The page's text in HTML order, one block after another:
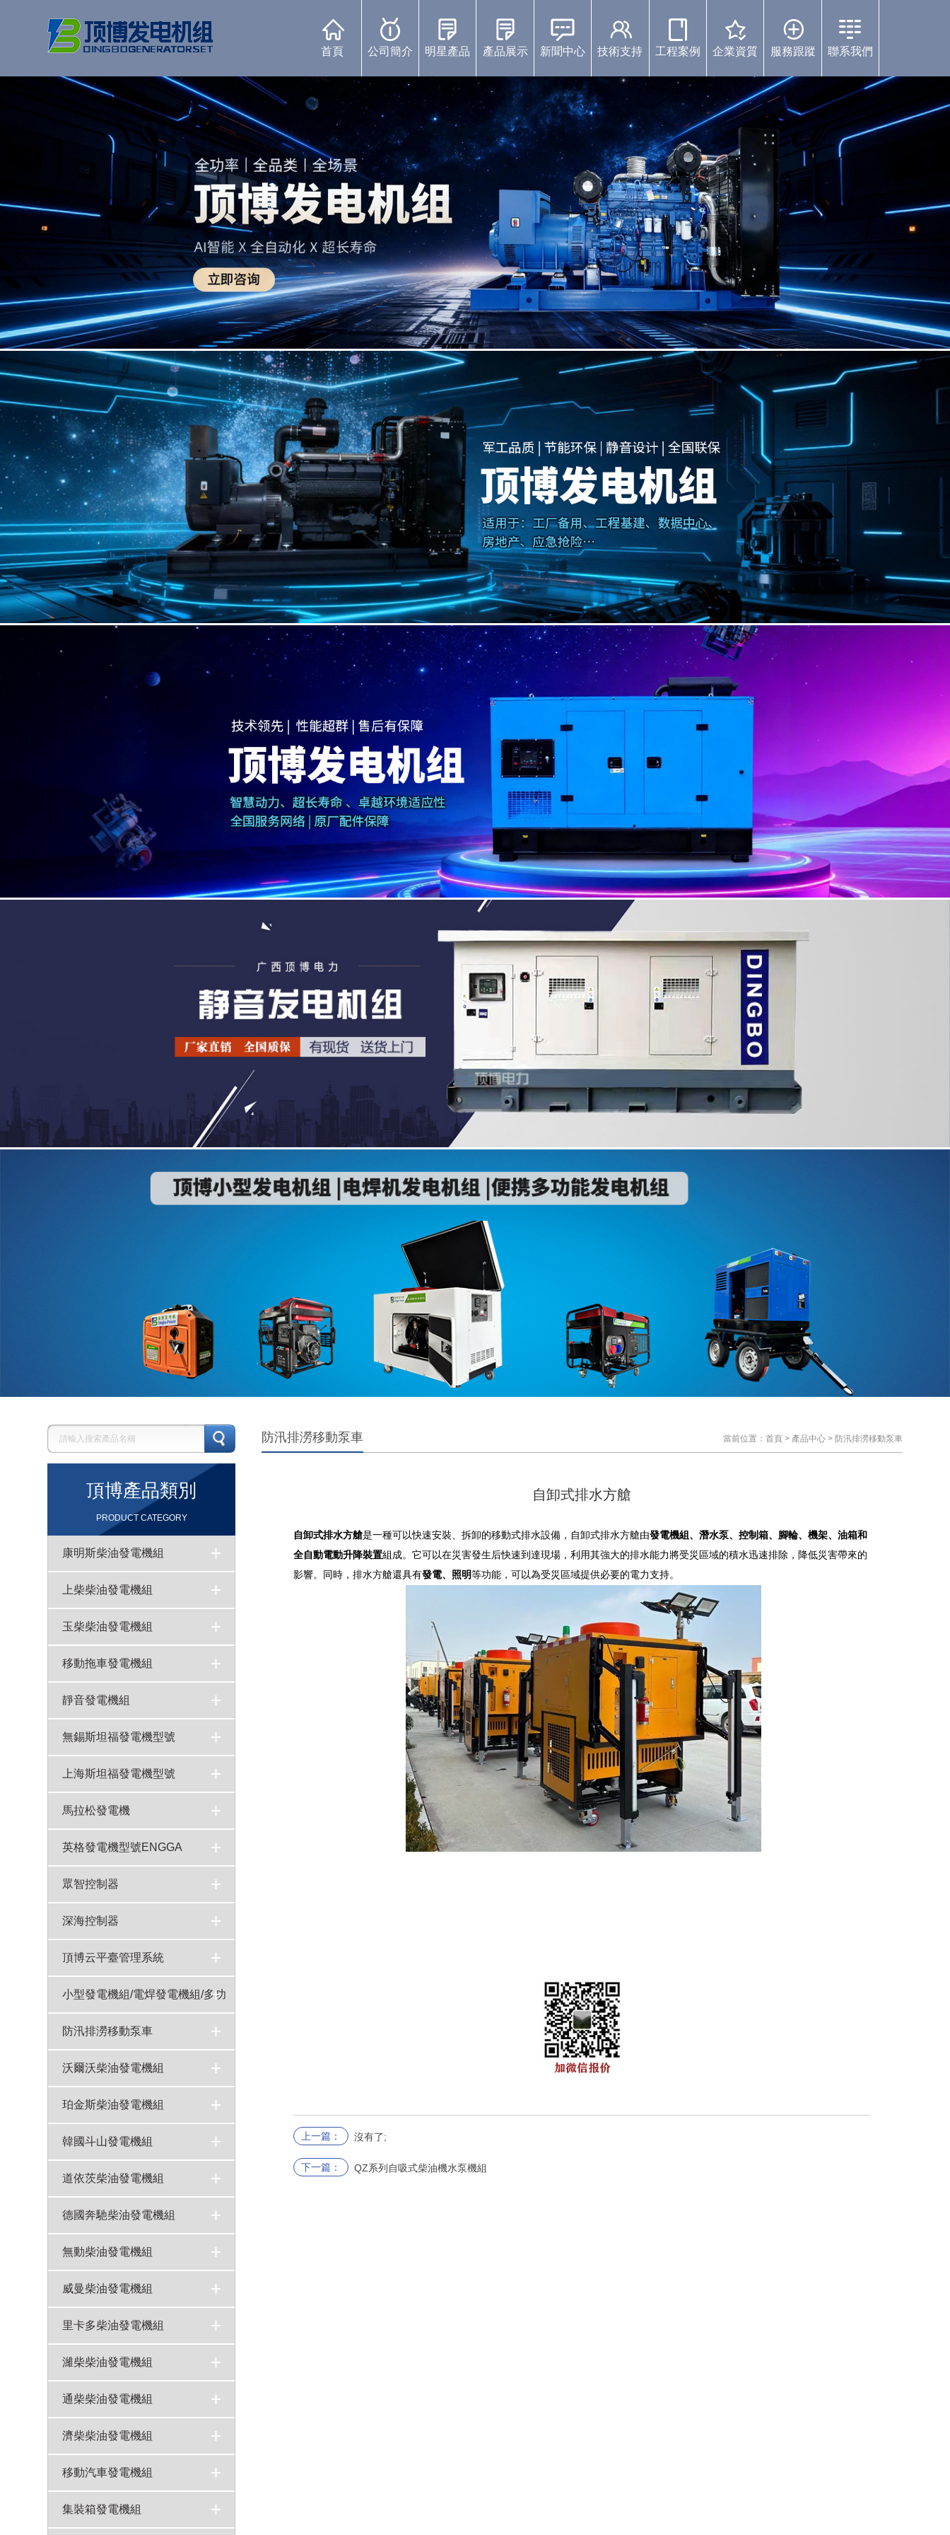
首頁 公司簡介 明星產品
靜音發電機組
濰柴發電機組
珀金斯發電機組
沃爾沃發電機組
康明斯柴油發電機組
上柴發電機組
玉柴發電機組
產品展示 新聞中心
視頻展示
企業動態
中標通知書
技術支持 工程案例
案例中心
企業資質 服務跟蹤 聯系我們
頂博產品類別
PRODUCT CATEGORY
康明斯柴油發電機組
>
>
>
>
>
>
>
>
上柴柴油發電機組
上柴發電機組 >
>
>
>
>
>
>
玉柴柴油發電機組
玉柴發電機組 >
>
>
>
>
>
>
移動拖車發電機組
移動式發電機組 >
靜音發電機組
靜音發電機組 >
無錫斯坦福發電機型號
上海斯坦福發電機型號
馬拉松發電機
英格發電機型號ENGGA
眾智控制器
深海控制器
頂博云平臺管理系統
小型發電機組/電焊發電機組/多功
能發電機組
15-40KW汽油靜音發電機組 >
>
5KW汽油靜音發電機組 >
10-20KW汽油發電機雙缸風冷 >
8KW汽油機開架式發電機組 >
>
>
>
120A-180A汽油發電焊機 >
>
250A柴油發電電焊機 >
20KW汽油變頻發電機組 >
10KW汽油變頻發電機組 >
5KW靜音汽油變頻發電機組 >
5KW汽油變頻發電機組 >
3KW手提式變頻汽油發電機 >
基站專用直流電機 >
>
>
>
>
700W背負式汽油發電機組 >
5KW汽油移動照明燈 >
4-8寸汽油機水泵參數報價 >
防汛排澇移動泵車
自卸式排水方艙 >
QZ系列自吸式柴油機水泵機組 >
頂博柴油機水泵機組 >
沃爾沃柴油發電機組
沃爾沃發電機組 >
>
>
>
>
珀金斯柴油發電機組
珀金斯柴油發電機組 >
>
>
>
韓國斗山發電機組
>
>
>
韓國斗山發電機組 >
道依茨柴油發電機組
>
>
>
道依茨柴油發電機組 >
德國奔馳柴油發電機組
>
>
>
奔馳發電機組 >
無動柴油發電機組
>
>
>
無動發電機組 >
威曼柴油發電機組
>
>
威曼柴油發電機組 >
里卡多柴油發電機組
>
>
里卡多多發電機組 >
濰柴柴油發電機組
濰柴發電機組 >
>
>
>
>
通柴柴油發電機組
>
>
通柴發電機組 >
濟柴柴油發電機組
>
濟柴發電機組 >
移動汽車發電機組
移動電源車 >
移動汽車發電機組 >
集裝箱發電機組
防汛排澇移動泵車 當前位置： 首頁> 產品中心> 防汛排澇移動泵車
自卸式排水方艙
自卸式排水方艙是一種可以快速安裝、拆卸的移動式排水設備，自卸式排水方艙由發電機組、潛水泵、控制箱、腳輪、機架、油箱和
全自動電動升降裝置組成。它可以在災害發生后快速到達現場，利用其強大的排水能力將受災區域的積水迅速排除，降低災害帶來的
影響。同時，排水方艙還具有發電、照明等功能，可以為受災區域提供必要的電力支持。
上一篇： 沒有了;
下一篇： QZ系列自吸式柴油機水泵機組